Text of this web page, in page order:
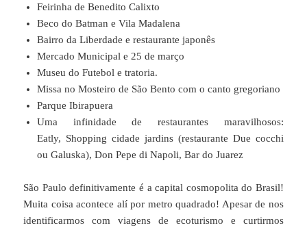
Feirinha de Benedito Calixto
Beco do Batman e Vila Madalena
Bairro da Liberdade e restaurante japonês
Mercado Municipal e 25 de março
Museu do Futebol e tratoria.
Missa no Mosteiro de São Bento com o canto gregoriano
Parque Ibirapuera
Uma infinidade de restaurantes maravilhosos:
Eatly, Shopping cidade jardins (restaurante Due cocchi
ou Galuska), Don Pepe di Napoli, Bar do Juarez
São Paulo definitivamente é a capital cosmopolita do Brasil!
Muita coisa acontece alí por metro quadrado! Apesar de nos
identificarmos com viagens de ecoturismo e curtirmos